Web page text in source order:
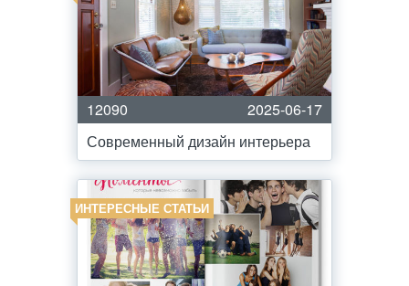
12090
2025-06-17
Современный дизайн интерьера
ИНТЕРЕСНЫЕ СТАТЬИ